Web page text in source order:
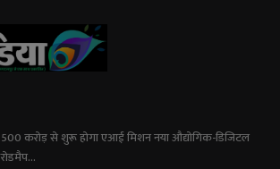
500 करोड़ से शुरू होगा एआई मिशन नया औद्योगिक-डिजिटल
रोडमैप...